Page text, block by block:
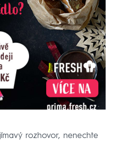
rozhovor, nenechte